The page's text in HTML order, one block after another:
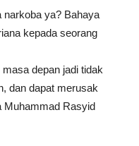
narkoba ya? Bahaya
kepada seorang
depan jadi tidak
dan dapat merusak
Muhammad Rasyid